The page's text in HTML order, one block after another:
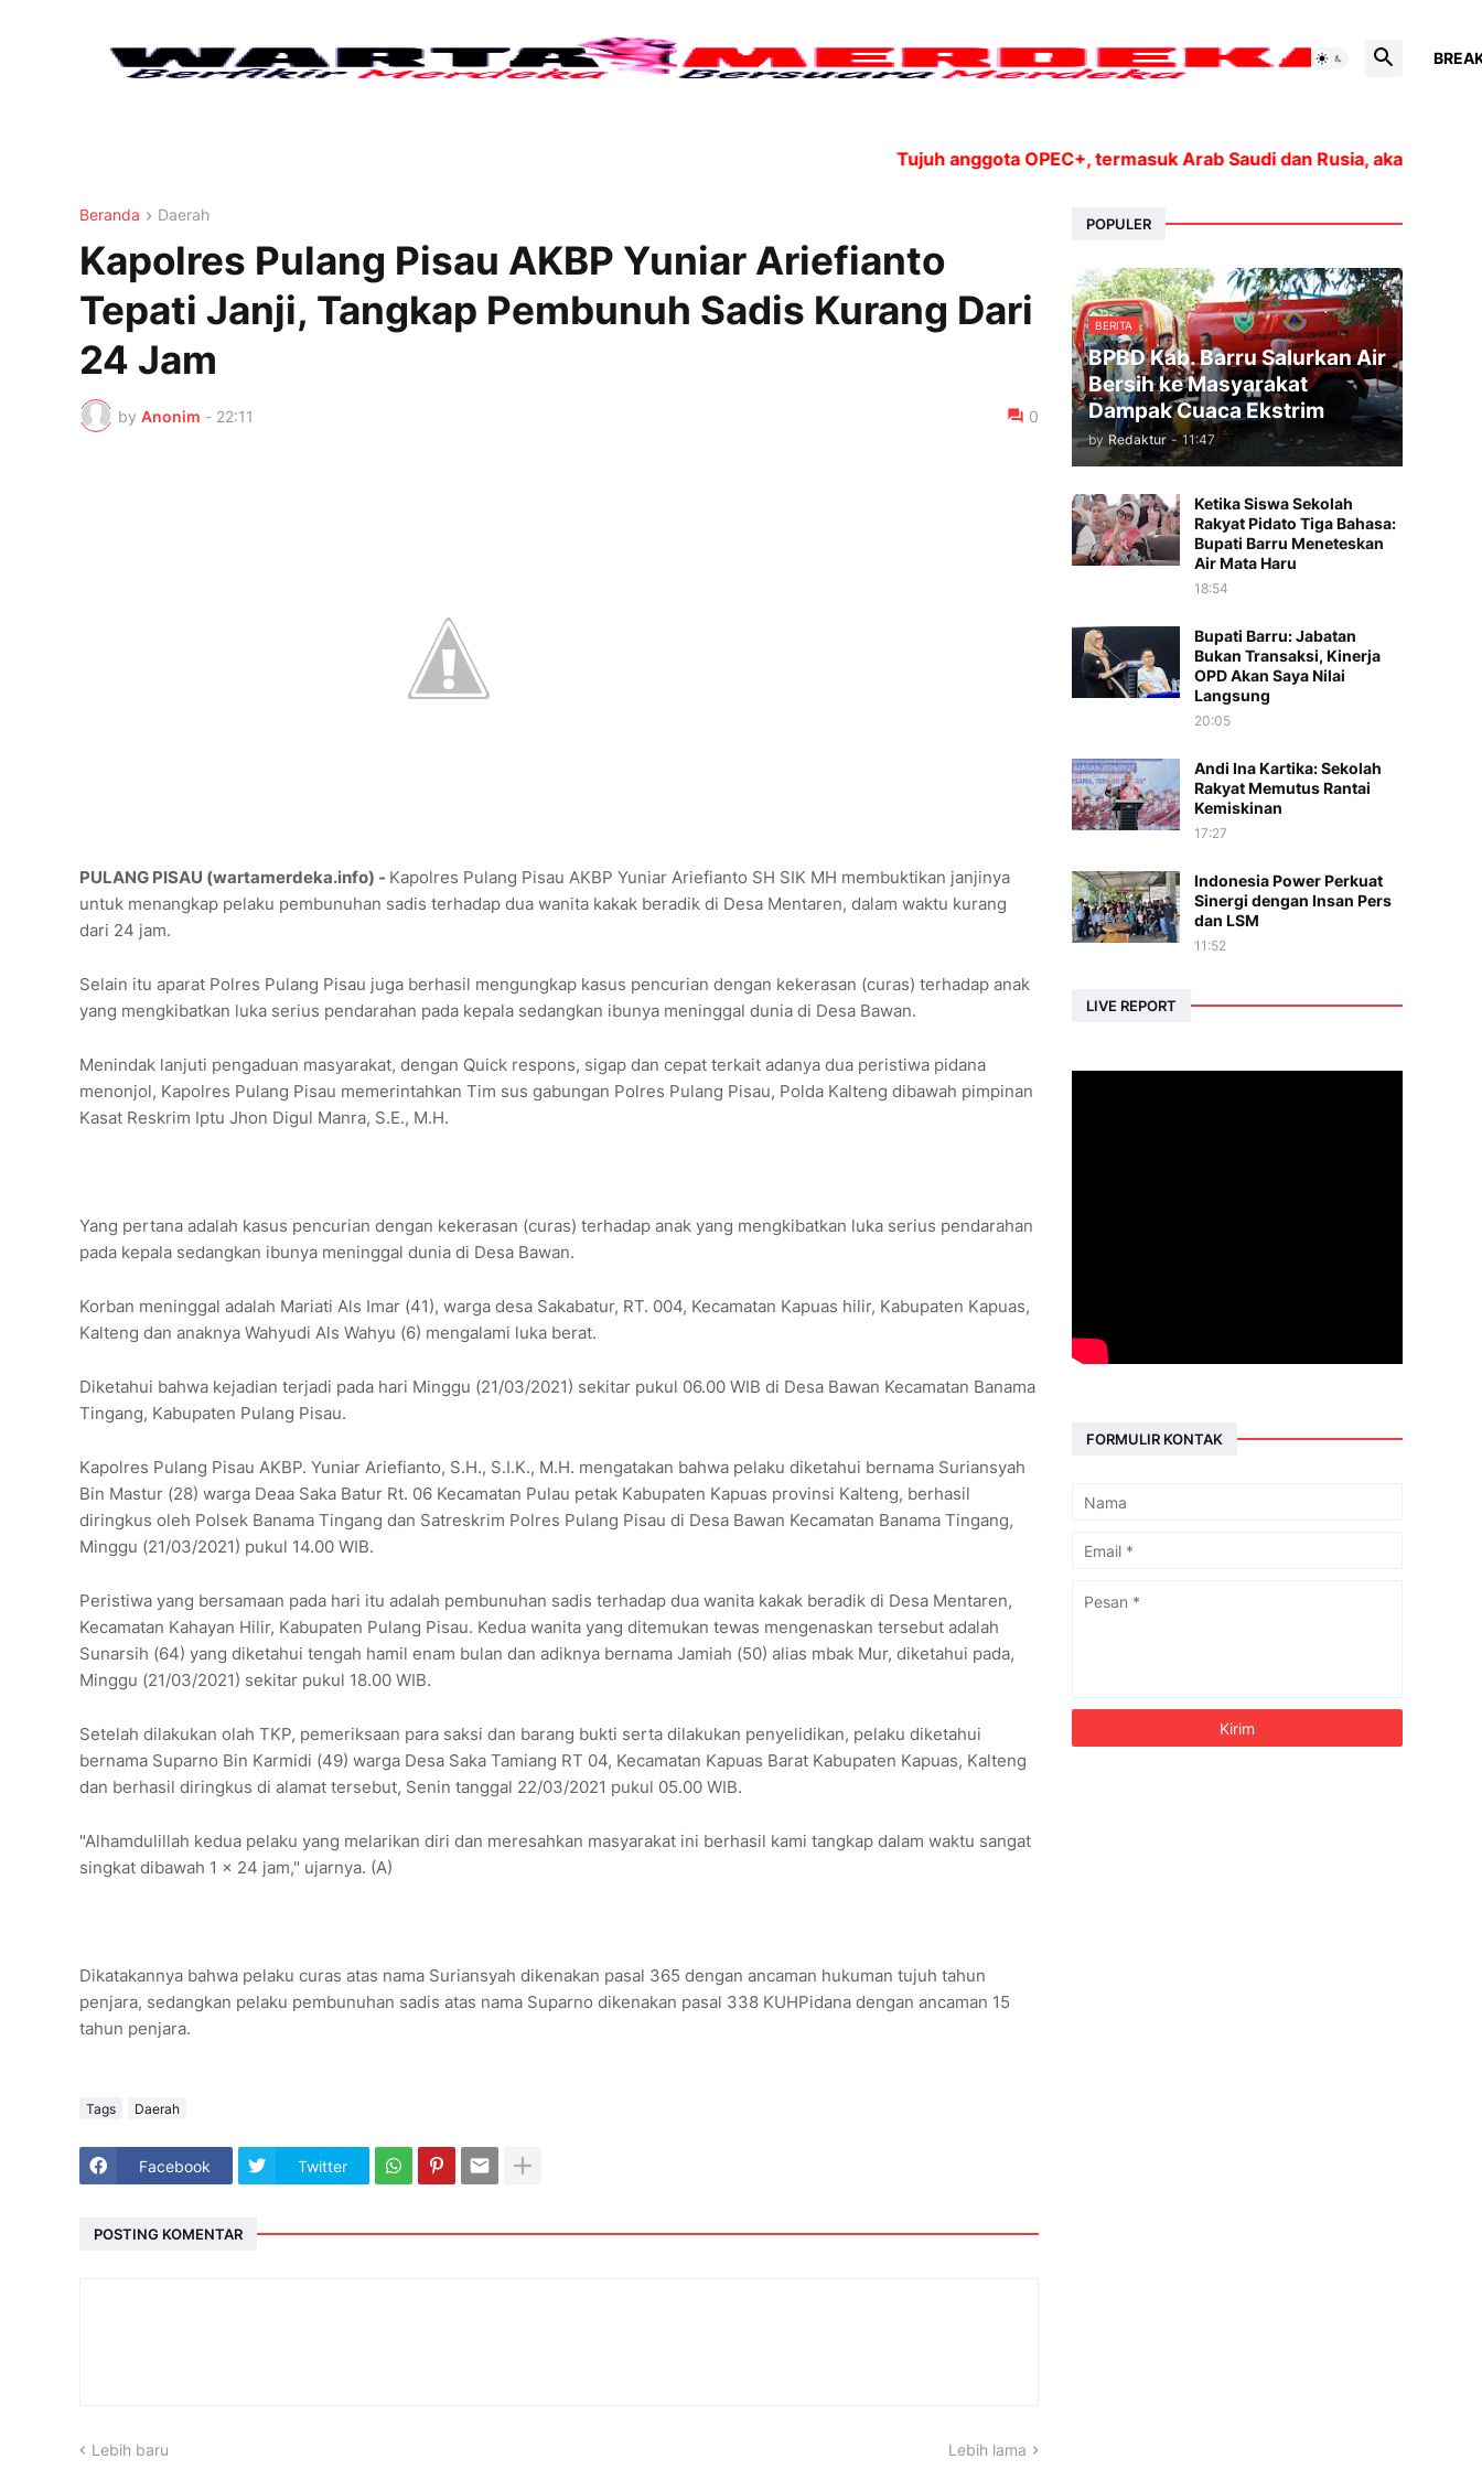
Tujuh anggota OPEC+, termasuk Arab Saudi dan Rusia, akan
Beranda Daerah
Kapolres Pulang Pisau AKBP Yuniar Ariefianto
Tepati Janji, Tangkap Pembunuh Sadis Kurang Dari
24 Jam
by Anonim - 22:11 0
PULANG PISAU (wartamerdeka.info) - Kapolres Pulang Pisau AKBP Yuniar Ariefianto SH SIK MH membuktikan janjinya
untuk menangkap pelaku pembunuhan sadis terhadap dua wanita kakak beradik di Desa Mentaren, dalam waktu kurang
dari 24 jam.
Selain itu aparat Polres Pulang Pisau juga berhasil mengungkap kasus pencurian dengan kekerasan (curas) terhadap anak
yang mengkibatkan luka serius pendarahan pada kepala sedangkan ibunya meninggal dunia di Desa Bawan.
Menindak lanjuti pengaduan masyarakat, dengan Quick respons, sigap dan cepat terkait adanya dua peristiwa pidana
menonjol, Kapolres Pulang Pisau memerintahkan Tim sus gabungan Polres Pulang Pisau, Polda Kalteng dibawah pimpinan
Kasat Reskrim Iptu Jhon Digul Manra, S.E., M.H.
Yang pertana adalah kasus pencurian dengan kekerasan (curas) terhadap anak yang mengkibatkan luka serius pendarahan
pada kepala sedangkan ibunya meninggal dunia di Desa Bawan.
Korban meninggal adalah Mariati Als Imar (41), warga desa Sakabatur, RT. 004, Kecamatan Kapuas hilir, Kabupaten Kapuas,
Kalteng dan anaknya Wahyudi Als Wahyu (6) mengalami luka berat.
Diketahui bahwa kejadian terjadi pada hari Minggu (21/03/2021) sekitar pukul 06.00 WIB di Desa Bawan Kecamatan Banama
Tingang, Kabupaten Pulang Pisau.
Kapolres Pulang Pisau AKBP. Yuniar Ariefianto, S.H., S.I.K., M.H. mengatakan bahwa pelaku diketahui bernama Suriansyah
Bin Mastur (28) warga Deaa Saka Batur Rt. 06 Kecamatan Pulau petak Kabupaten Kapuas provinsi Kalteng, berhasil
diringkus oleh Polsek Banama Tingang dan Satreskrim Polres Pulang Pisau di Desa Bawan Kecamatan Banama Tingang,
Minggu (21/03/2021) pukul 14.00 WIB.
Peristiwa yang bersamaan pada hari itu adalah pembunuhan sadis terhadap dua wanita kakak beradik di Desa Mentaren,
Kecamatan Kahayan Hilir, Kabupaten Pulang Pisau. Kedua wanita yang ditemukan tewas mengenaskan tersebut adalah
Sunarsih (64) yang diketahui tengah hamil enam bulan dan adiknya bernama Jamiah (50) alias mbak Mur, diketahui pada,
Minggu (21/03/2021) sekitar pukul 18.00 WIB.
Setelah dilakukan olah TKP, pemeriksaan para saksi dan barang bukti serta dilakukan penyelidikan, pelaku diketahui
bernama Suparno Bin Karmidi (49) warga Desa Saka Tamiang RT 04, Kecamatan Kapuas Barat Kabupaten Kapuas, Kalteng
dan berhasil diringkus di alamat tersebut, Senin tanggal 22/03/2021 pukul 05.00 WIB.
"Alhamdulillah kedua pelaku yang melarikan diri dan meresahkan masyarakat ini berhasil kami tangkap dalam waktu sangat
singkat dibawah 1 x 24 jam," ujarnya. (A)
Dikatakannya bahwa pelaku curas atas nama Suriansyah dikenakan pasal 365 dengan ancaman hukuman tujuh tahun
penjara, sedangkan pelaku pembunuhan sadis atas nama Suparno dikenakan pasal 338 KUHPidana dengan ancaman 15
tahun penjara.
Tags Daerah
Facebook Twitter
POSTING KOMENTAR
Lebih baru Lebih lama
POPULER
BERITA
BPBD Kab. Barru Salurkan Air
Bersih ke Masyarakat
Dampak Cuaca Ekstrim
by Redaktur - 11:47
Ketika Siswa Sekolah
Rakyat Pidato Tiga Bahasa:
Bupati Barru Meneteskan
Air Mata Haru
18:54
Bupati Barru: Jabatan
Bukan Transaksi, Kinerja
OPD Akan Saya Nilai
Langsung
20:05
Andi Ina Kartika: Sekolah
Rakyat Memutus Rantai
Kemiskinan
17:27
Indonesia Power Perkuat
Sinergi dengan Insan Pers
dan LSM
11:52
LIVE REPORT
FORMULIR KONTAK